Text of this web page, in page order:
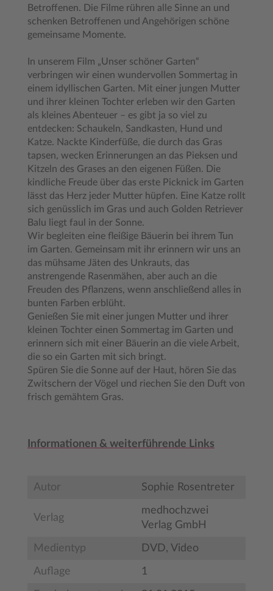
Betroffenen. Die Filme rühren alle Sinne an und
schenken Betroffenen und Angehörigen schöne
gemeinsame Momente.
In unserem Film „Unser schöner Garten“
verbringen wir einen wundervollen Sommertag in
einem idyllischen Garten. Mit einer jungen Mutter
und ihrer kleinen Tochter erleben wir den Garten
als kleines Abenteuer – es gibt ja so viel zu
entdecken: Schaukeln, Sandkasten, Hund und
Katze. Nackte Kinderfüße, die durch das Gras
tapsen, wecken Erinnerungen an das Pieksen und
Kitzeln des Grases an den eigenen Füßen. Die
kindliche Freude über das erste Picknick im Garten
lässt das Herz jeder Mutter hüpfen. Eine Katze rollt
sich genüsslich im Gras und auch Golden Retriever
Balu liegt faul in der Sonne.
Wir begleiten eine fleißige Bäuerin bei ihrem Tun
im Garten. Gemeinsam mit ihr erinnern wir uns an
das mühsame Jäten des Unkrauts, das
anstrengende Rasenmähen, aber auch an die
Freuden des Pflanzens, wenn anschließend alles in
bunten Farben erblüht.
Genießen Sie mit einer jungen Mutter und ihrer
kleinen Tochter einen Sommertag im Garten und
erinnern sich mit einer Bäuerin an die viele Arbeit,
die so ein Garten mit sich bringt.
Spüren Sie die Sonne auf der Haut, hören Sie das
Zwitschern der Vögel und riechen Sie den Duft von
frisch gemähtem Gras.
Informationen & weiterführende Links
Autor Sophie Rosentreter
Verlag
medhochzwei
Verlag GmbH
Medientyp DVD, Video
Auflage 1